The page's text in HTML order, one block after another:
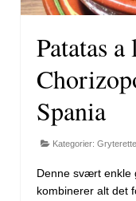
Patatas
Spania
Kategorier:
Denne svært enkle
kombinerer alt det